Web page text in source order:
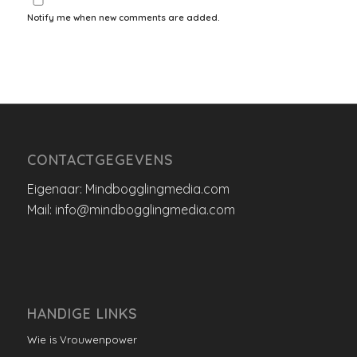
Notify me when new comments are added.
CONTACTGEGEVENS
Eigenaar: Mindbogglingmedia.com
Mail: info@mindbogglingmedia.com
HANDIGE LINKS
Wie is Vrouwenpower